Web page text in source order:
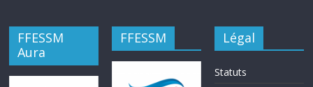
FFESSM
Aura
FFESSM Légal
Statuts